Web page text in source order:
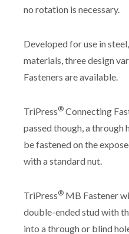
no rotation is necessary.
Developed for use in
materials, three design
Fasteners are available.
TriPress® Connecting
passed though, a through
be fastened on the
with a standard nut.
TriPress® MB Fastener
double-ended stud with
into a through or blind